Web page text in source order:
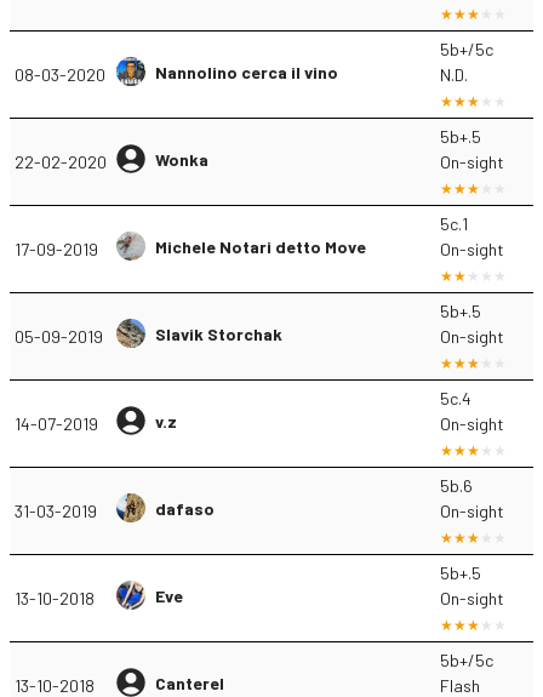
08-03-2020 Nannolino cerca il vino
5b+/5c
N.D.
22-02-2020 Wonka
5b+.5
On-sight
17-09-2019 Michele Notari detto Move
5c.1
On-sight
05-09-2019 Slavik Storchak
5b+.5
On-sight
14-07-2019 v.z
5c.4
On-sight
31-03-2019 dafaso
5b.6
On-sight
13-10-2018 Eve
5b+.5
On-sight
13-10-2018 Canterel
5b+/5c
Flash